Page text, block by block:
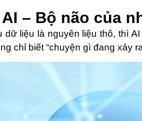
AI – Bộ não của
dữ liệu là nguyên liệu thô, thì
chỉ biết “chuyện gì đang xảy